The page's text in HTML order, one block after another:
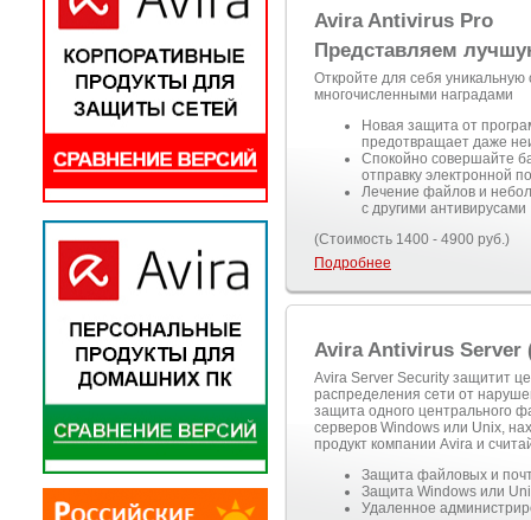
Avira Antivirus Pro
Представляем
Откройте для себя
многочисленными наградами
Новая защита от
предотвращает даже
Спокойно совершайте
отправку электронной
Лечение файлов и
с другими антивирусами
(Стоимость 1400 - 4900 руб.)
Подробнее
Avira Antivirus Server
Avira Server Security защитит
распределения сети от
защита одного центрального
серверов Windows или Unix,
продукт компании Avira и
Защита файловых и
Защита Windows или
Удаленное